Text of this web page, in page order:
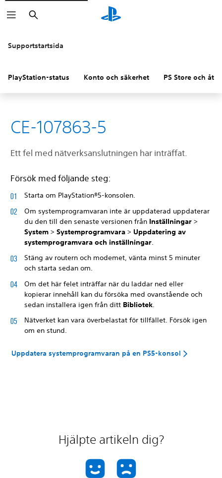
Sök
Supportstartsida
PlayStation-status Konto och säkerhet PS Store och
CE-107863-5
Ett fel med nätverksanslutningen har inträffat.
Försök med följande steg:
Starta om PlayStation®5-konsolen.
Om systemprogramvaran inte är uppdaterad uppdaterar
du den till den senaste versionen från Inställningar >
System > Systemprogramvara > Uppdatering av
systemprogramvara och inställningar
Stäng av routern och modemet, vänta minst 5 minuter
och starta sedan om.
Om det här felet inträffar när du laddar ned eller
kopierar innehåll kan du försöka med ovanstående och
sedan installera igen från ditt Bibliotek
Nätverket kan vara överbelastat för tillfället. Försök igen
om en stund.
Uppdatera systemprogramvaran på en PS5-konsol
Hjälpte artikeln dig?